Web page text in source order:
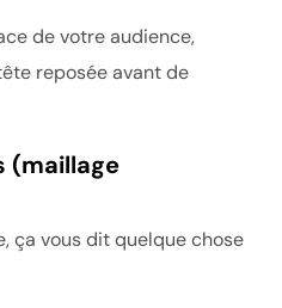
de votre audience,
reposée avant de
(maillage
ça vous dit quelque chose